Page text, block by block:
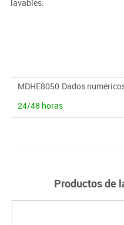
lavables.
MDHE8050 Dados
24/48 horas
Productos de